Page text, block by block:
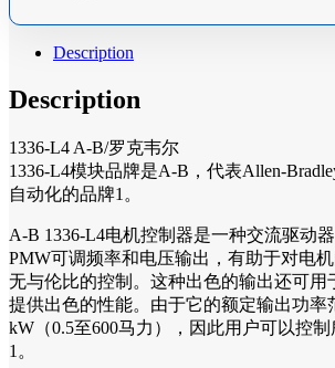
Description
Description
1336-L4 A-B/罗克韦尔
1336-L4模块品牌是A-B，代表Allen-
自动化的品牌1。
A-B 1336-L4电机控制器是一种交流驱动
PMW可调频率和电压输出，有助于对电
无与伦比的控制。这种出色的输出还可用
提供出色的性能。由于它的额定输出功率
kW（0.5至600马力），因此用户可以控
1。